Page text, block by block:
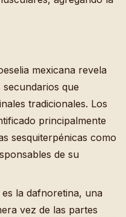
mexicana revela
secundarios que
tradicionales. Los
principalmente
sesquiterpénicas como
de su
la dafnoretina, una
vez de las partes